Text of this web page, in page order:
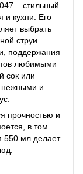
– стильный
и кухни. Его
выбрать
струи.
поддержания
любимыми
сок или
нежными и
прочностью и
в том
550 мл делает